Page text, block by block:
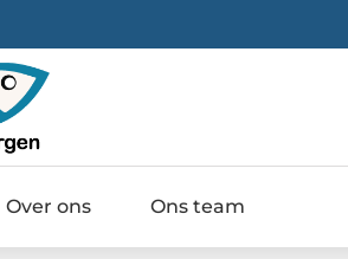
Over ons Ons team